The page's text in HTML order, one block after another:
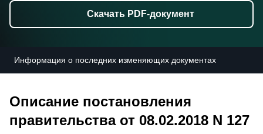
Скачать PDF-документ
Информация о последних изменяющих документах
Правительства Российской Федерации от 8
Описание постановления
правительства от 08.02.2018 N 127